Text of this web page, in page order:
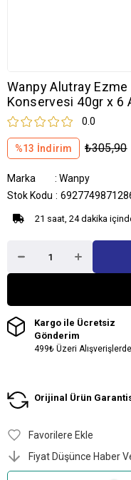
Wanpy Alutray
Konservesi 40gr x 6
0.0
%13 İndirim ₺305,90
Marka : Wanpy
Stok Kodu
21 saat, 24 dakika
Kargo ile Ücretsiz
Gönderim
499₺ Üzeri Alışverişlerde
Orijinal Ürün
Favorilere Ekle
Fiyat Düşünce Haber